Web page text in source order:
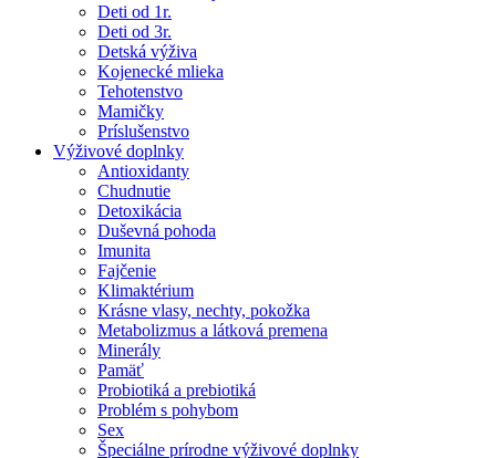
Deti od 1r.
Deti od 3r.
Detská výživa
Kojenecké mlieka
Tehotenstvo
Mamičky
Príslušenstvo
Výživové doplnky
Antioxidanty
Chudnutie
Detoxikácia
Duševná pohoda
Imunita
Fajčenie
Klimaktérium
Krásne vlasy, nechty, pokožka
Metabolizmus a látková premena
Minerály
Pamäť
Probiotiká a prebiotiká
Problém s pohybom
Sex
Špeciálne prírodne výživové doplnky